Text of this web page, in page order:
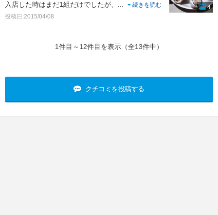
入店した時はまだ1組だけでしたが、
続きを読む
投稿日:2015/04/08
4
1件目～12件目を表示（全13件中）
クチコミを投稿する